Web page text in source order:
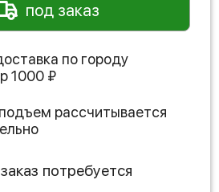
под заказ
по городу
1000 ₽
рассчитывается
потребуется